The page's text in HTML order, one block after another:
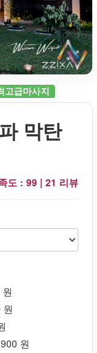
고급마사지
막탄
도 : 99 | 21 리뷰
원